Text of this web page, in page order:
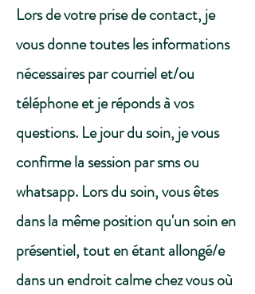
Lors de votre prise de contact, je
vous donne toutes les informations
nécessaires par courriel et/ou
téléphone et je réponds à vos
questions. Le jour du soin, je vous
confirme la session par sms ou
whatsapp. Lors du soin, vous êtes
dans la même position qu'un soin en
présentiel, tout en étant allongé/e
dans un endroit calme chez vous où